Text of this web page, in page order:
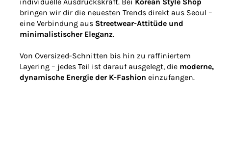
bringen wir dir die neuesten Trends direkt aus Seoul –
eine Verbindung aus Streetwear-Attitüde und
minimalistischer Eleganz.
Von Oversized-Schnitten bis hin zu raffiniertem
Layering – jedes Teil ist darauf ausgelegt, die moderne,
dynamische Energie der K-Fashion einzufangen.